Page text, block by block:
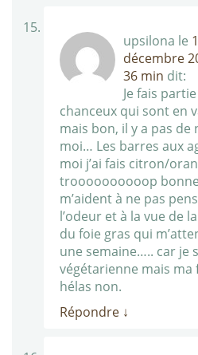
upsilona le
décembre
36 min dit:
Je fais
chanceux qui sont en
mais bon, il y a pas de
moi… Les barres aux
moi j’ai fais citron/
troooooooooop
m’aident à ne pas
l’odeur et à la vue de
du foie gras qui
une semaine….. car je
végétarienne mais ma
hélas non.
Répondre ↓